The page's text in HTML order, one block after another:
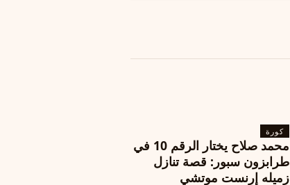
كورة
محمد صلاح يختار الرقم 10 في
طرابزون سبور: قصة تنازل
زميله إرنست موتشي